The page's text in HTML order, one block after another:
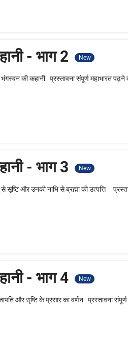
- भाग 2 New
भंगस्वन की कहानी प्रस्तावना संपूर्ण महाभारत पढ़ने
- भाग 3 New
से सृष्टि और उनकी नाभि से ब्रह्मा की उत्पत्ति
- भाग 4 New
और सृष्टि के प्रसार का वर्णन प्रस्तावना संपूर्ण